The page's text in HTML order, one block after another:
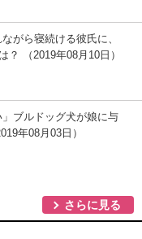
がら寝続ける彼氏に、
？ （2019年08月10日）
」ブルドッグ犬が娘に与
年08月03日）
さらに見る